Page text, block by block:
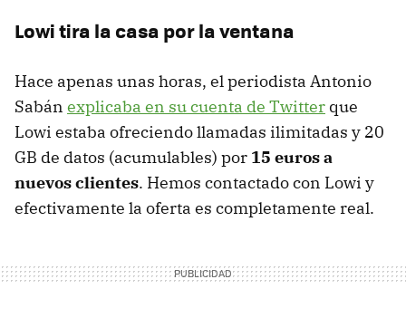
Lowi tira la casa por la ventana
Hace apenas unas horas, el periodista Antonio
Sabán explicaba en su cuenta de Twitter que
Lowi estaba ofreciendo llamadas ilimitadas y 20
GB de datos (acumulables) por 15 euros a
nuevos clientes. Hemos contactado con Lowi y
efectivamente la oferta es completamente real.